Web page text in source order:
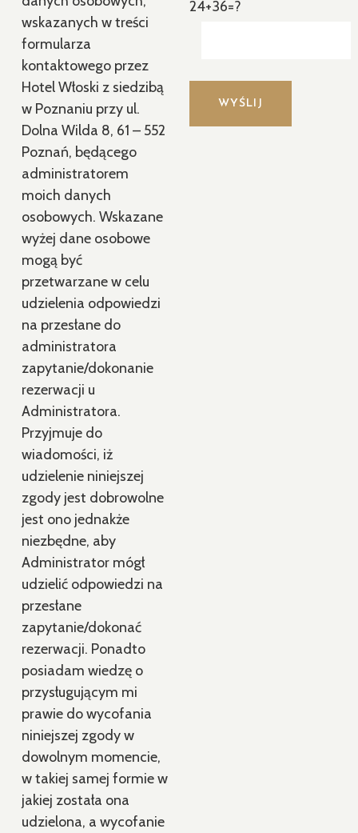
wskazanych w treści
formularza
kontaktowego przez
Hotel Włoski z siedzibą
w Poznaniu przy ul.
Dolna Wilda 8, 61 – 552
Poznań, będącego
administratorem
moich danych
osobowych. Wskazane
wyżej dane osobowe
mogą być
przetwarzane w celu
udzielenia odpowiedzi
na przesłane do
administratora
zapytanie/dokonanie
rezerwacji u
Administratora.
Przyjmuje do
wiadomości, iż
udzielenie niniejszej
zgody jest dobrowolne
jest ono jednakże
niezbędne, aby
Administrator mógł
udzielić odpowiedzi na
przesłane
zapytanie/dokonać
rezerwacji. Ponadto
posiadam wiedzę o
przysługującym mi
prawie do wycofania
niniejszej zgody w
dowolnym momencie,
w takiej samej formie w
jakiej została ona
udzielona, a wycofanie
24+36=?